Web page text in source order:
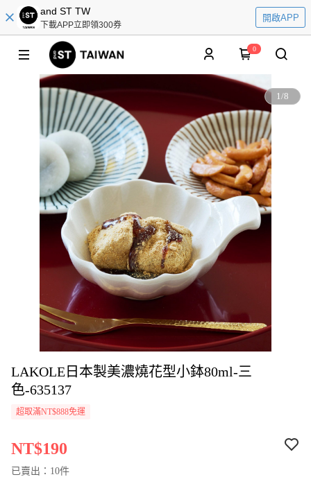
and ST TW
下載APP立即領300券
開啟APP
0
1/8
LAKOLE日本製美濃燒花型小鉢80ml-三
色-635137
超取滿NT$888免運
NT$190
已賣出：10件